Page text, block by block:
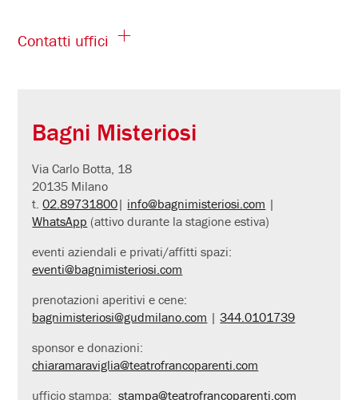
Contatti uffici
Bagni Misteriosi
Via Carlo Botta, 18
20135 Milano
t.02.89731800| info@bagnimisteriosi.com |
WhatsApp (attivo durante la stagione estiva)
eventi aziendali e privati/affitti spazi:
eventi@bagnimisteriosi.com
prenotazioni aperitivi e cene:
bagnimisteriosi@gudmilano.com |344.0101739
sponsor e donazioni:
chiaramaraviglia@teatrofrancoparenti.com
ufficio stampa:stampa@teatrofrancoparenti.com